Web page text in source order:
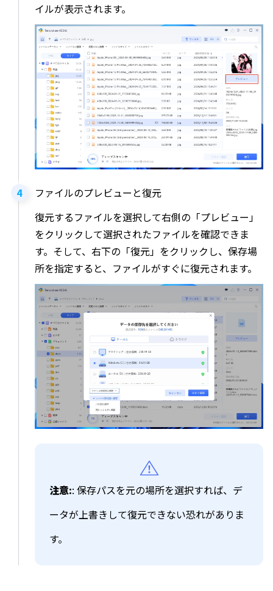
イルが表示されます。
ファイルのプレビューと復元
復元するファイルを選択して右側の「プレビュー」
をクリックして選択されたファイルを確認できま
す。そして、右下の「復元」をクリックし、保存場
所を指定すると、ファイルがすぐに復元されます。
注意:: 保存パスを元の場所を選択すれば、デ
ータが上書きして復元できない恐れがありま
す。